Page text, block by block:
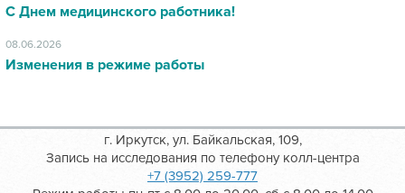
С Днем медицинского работника!
08.06.2026
Изменения в режиме работы
г. Иркутск, ул. Байкальская, 109,
Запись на исследования по телефону колл-центра
+7 (3952) 259-777